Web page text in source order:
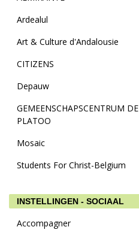
Ardealul
Art & Culture d'Andalousie
CITIZENS
Depauw
GEMEENSCHAPSCENTRUM DE
PLATOO
Mosaic
Students For Christ-Belgium
INSTELLINGEN - SOCIAAL
Accompagner